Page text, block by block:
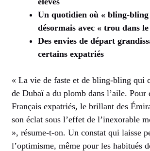
Un quotidien où « bling-
désormais avec « trou dans
Des envies de départ
certains expatriés
« La vie de faste et de bling-bling qui
de Dubaï a du plomb dans l’aile. Pour
Français expatriés, le brillant des
son éclat sous l’effet de l’inexorable
», résume-t-on. Un constat qui laisse
l’optimisme, même pour les habitués